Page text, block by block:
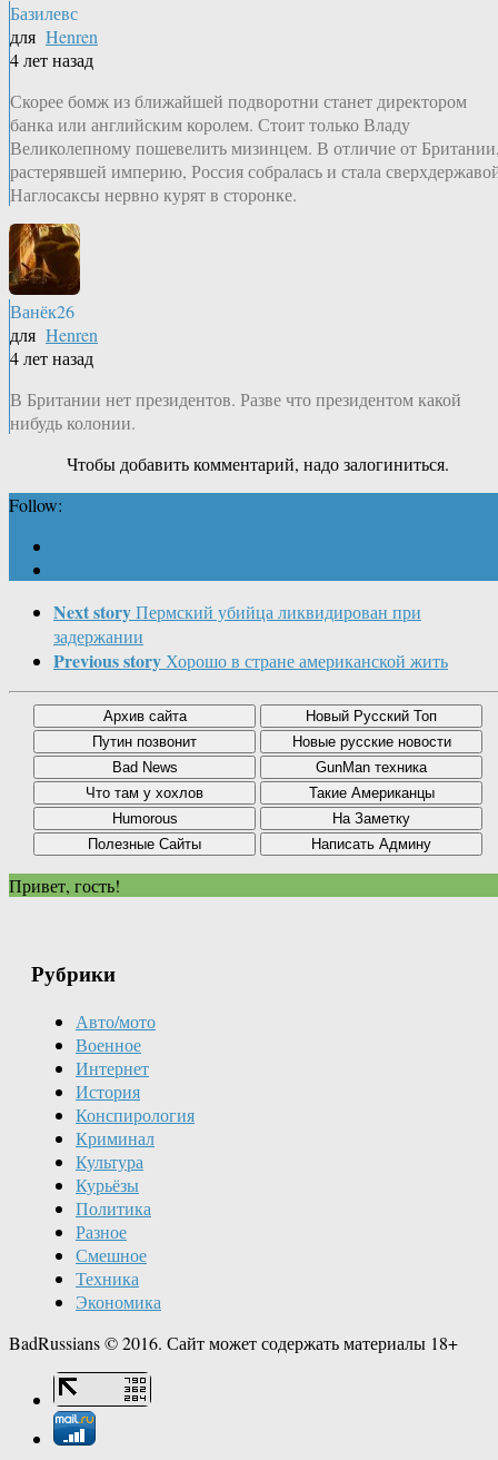
Базилевс
для Henren
4 лет назад
Скорее бомж из ближайшей подворотни станет директором
банка или английским королем. Стоит только Владу
Великолепному пошевелить мизинцем. В отличие от
растерявшей империю, Россия собралась и стала
Наглосаксы нервно курят в сторонке.
Ванёк26
для Henren
4 лет назад
В Британии нет президентов. Разве что президентом какой
нибудь колонии.
Чтобы добавить комментарий, надо залогиниться.
Follow:
Next storyПермский убийца ликвидирован при
задержании
Previous storyХорошо в стране американской жить
Привет, гость!
Рубрики
Авто/мото
Военное
Интернет
История
Конспирология
Криминал
Культура
Курьёзы
Политика
Разное
Смешное
Техника
Экономика
BadRussians © 2016. Сайт может содержать материалы 18+